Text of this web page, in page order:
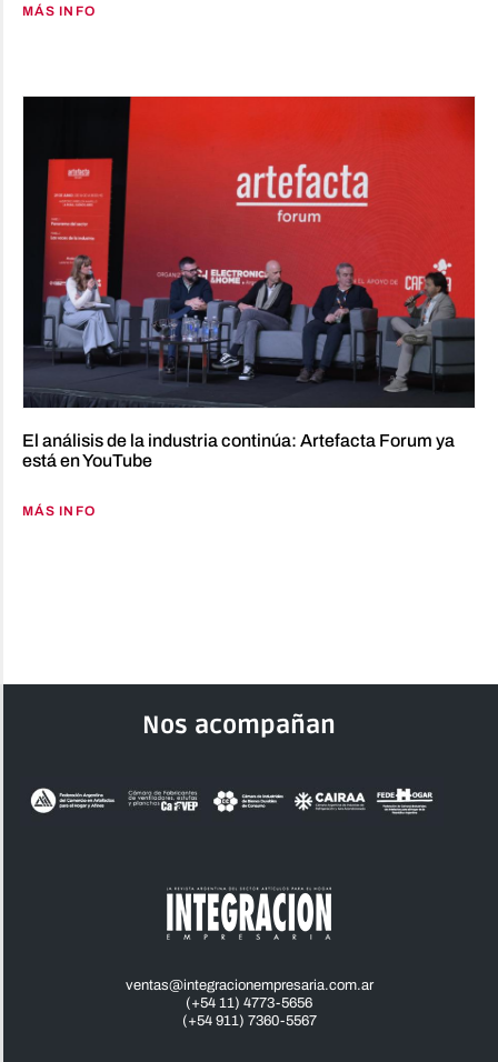
MÁS INFO
El análisis de la industria continúa: Artefacta Forum ya
está en YouTube
MÁS INFO
Nos acompañan
ventas@integracionempresaria.com.ar
(+54 11) 4773-5656
(+54 911) 7360-5567